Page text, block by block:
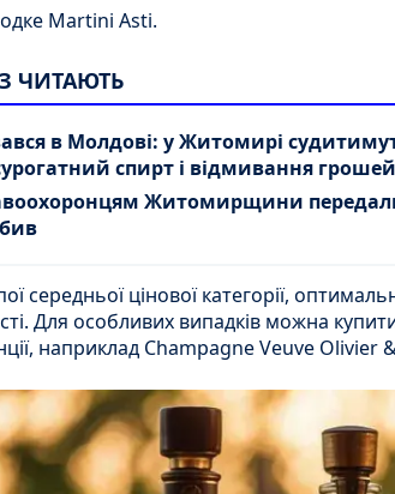
Martini Asti.
ЧИТАЮТЬ
в Молдові: у Житомирі
спирт і відмивання грошей
Житомирщини
середньої цінової категорії,
Для особливих випадків можна
наприклад Champagne Veuve Olivier